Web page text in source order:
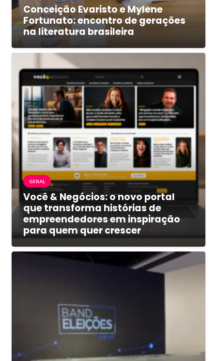
Conceição Evaristo e Mylene
Fortunato: encontro de gerações
na literatura brasileira
GERAL
Você & Negócios: o novo portal
que transforma histórias de
empreendedores em inspiração
para quem quer crescer